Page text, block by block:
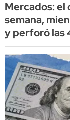
Mercados: el
semana,
y perforó las